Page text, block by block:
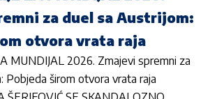
za duel sa Austrijom:
otvora vrata raja
MUNDIJAL 2026. Zmajevi spremni za
Pobjeda širom otvora vrata raja